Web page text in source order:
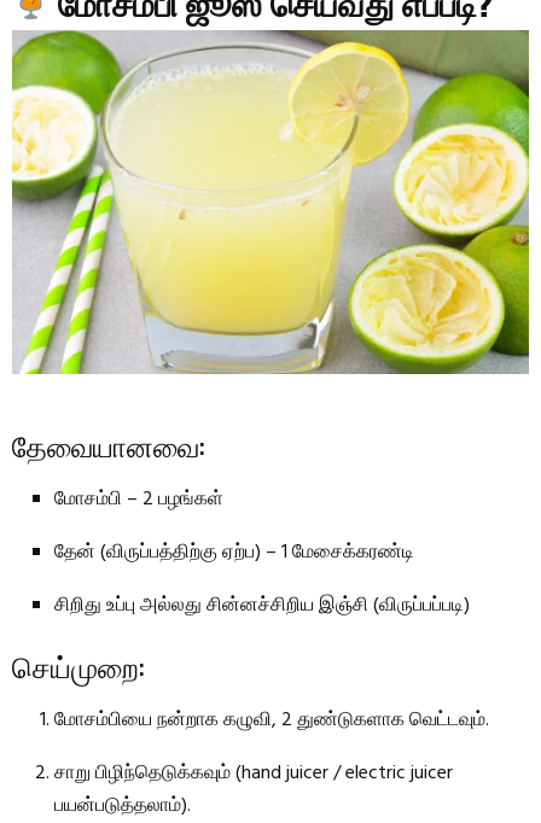
தேவையானவை:
மோசம்பி – 2 பழங்கள்
தேன் (விருப்பத்திற்கு ஏற்ப) – 1 மேசைக்கரண்டி
சிறிது உப்பு அல்லது சின்னச்சிறிய இஞ்சி (விருப்பப்படி)
செய்முறை:
மோசம்பியை நன்றாக கழுவி, 2 துண்டுகளாக வெட்டவும்.
சாறு பிழிந்தெடுக்கவும் (hand juicer / electric juicer
பயன்படுத்தலாம்).